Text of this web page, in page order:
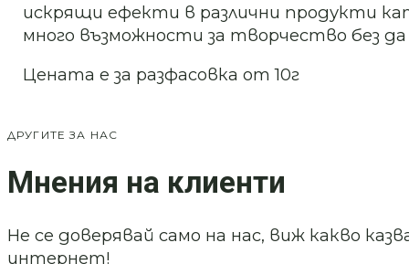
искрящи ефекти в различни продукти
много възможности за творчество без
Цената е за разфасовка от 10г
ДРУГИТЕ ЗА НАС
Мнения на клиенти
Не се доверявай само на нас, виж какво
интернет!